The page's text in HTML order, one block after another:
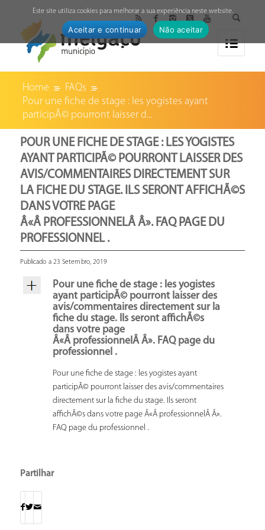
Home
FAQs
Pour une fiche de stage : les yogistes ayant
participÃ© pourront laisser d...
POUR UNE FICHE DE STAGE : LES YOGISTES
AYANT PARTICIPÃ© POURRONT LAISSER DES
AVIS/COMMENTAIRES DIRECTEMENT SUR
LA FICHE DU STAGE. ILS SERONT AFFICHÃ©S
DANS VOTRE PAGE
Â«Â PROFESSIONNELÂ Â». FAQ PAGE DU
PROFESSIONNEL .
Publicado a 23 Setembro, 2019
Pour une fiche de stage : les yogistes
ayant participÃ© pourront laisser des
avis/commentaires directement sur la
fiche du stage. Ils seront affichÃ©s
dans votre page
Â«Â professionnelÂ Â». FAQ page du
professionnel .
Pour une fiche de stage : les yogistes ayant
participÃ© pourront laisser des avis/commentaires
directement sur la fiche du stage. Ils seront
affichÃ©s dans votre page Â«Â professionnelÂ Â».
FAQ page du professionnel .
Partilhar
Este site utiliza cookies para melhorar a sua experiência neste website.
Aceitar e continuar Não aceitar